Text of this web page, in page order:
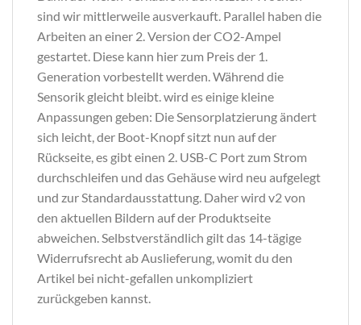
sind wir mittlerweile ausverkauft. Parallel haben die
Arbeiten an einer 2. Version der CO2-Ampel
gestartet. Diese kann hier zum Preis der 1.
Generation vorbestellt werden. Während die
Sensorik gleicht bleibt. wird es einige kleine
Anpassungen geben: Die Sensorplatzierung ändert
sich leicht, der Boot-Knopf sitzt nun auf der
Rückseite, es gibt einen 2. USB-C Port zum Strom
durchschleifen und das Gehäuse wird neu aufgelegt
und zur Standardausstattung. Daher wird v2 von
den aktuellen Bildern auf der Produktseite
abweichen. Selbstverständlich gilt das 14-tägige
Widerrufsrecht ab Auslieferung, womit du den
Artikel bei nicht-gefallen unkompliziert
zurückgeben kannst.